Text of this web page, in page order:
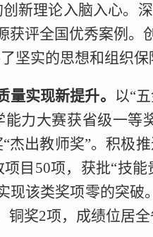
新理论入脑入心。
获评全国优秀案例
坚实的思想和组织保
实现新提升。 以“
力大赛获省级一
出教师奖”。积极
目50项，获批“技
该类奖项零的突
奖2项，成绩位居全